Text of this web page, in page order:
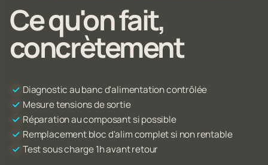
Ce qu'on fait,
concrètement
Diagnostic au banc d'alimentation contrôlée
Mesure tensions de sortie
Réparation au composant si possible
Remplacement bloc d'alim complet si non rentable
Test sous charge 1h avant retour